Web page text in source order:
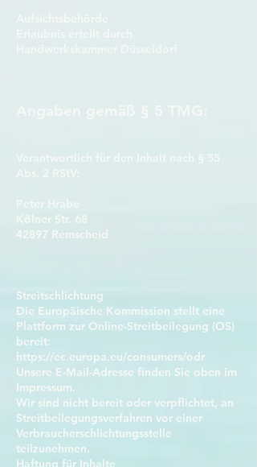
Verantwortlich für den Inhalt nach § 55
Abs. 2 RStV:
Peter Hrabe
Kölner Str. 68
42897 Remscheid
Streitschlichtung
Die Europäische Kommission stellt eine
Plattform zur Online-Streitbeilegung (OS)
bereit:
https://ec.europa.eu/consumers/odr
Unsere E-Mail-Adresse finden Sie oben im
Impressum.
Wir sind nicht bereit oder verpflichtet, an
Streitbeilegungsverfahren vor einer
Verbraucherschlichtungsstelle
teilzunehmen.
Haftung für Inhalte